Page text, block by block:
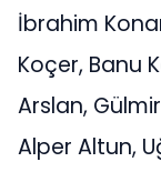
İbrahim
Koçer, Banu
Arslan,
Alper Altun,